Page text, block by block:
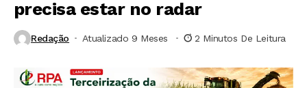
precisa estar no radar
Redação Atualizado 9 Meses ⁮ 2 Minutos De Leitura